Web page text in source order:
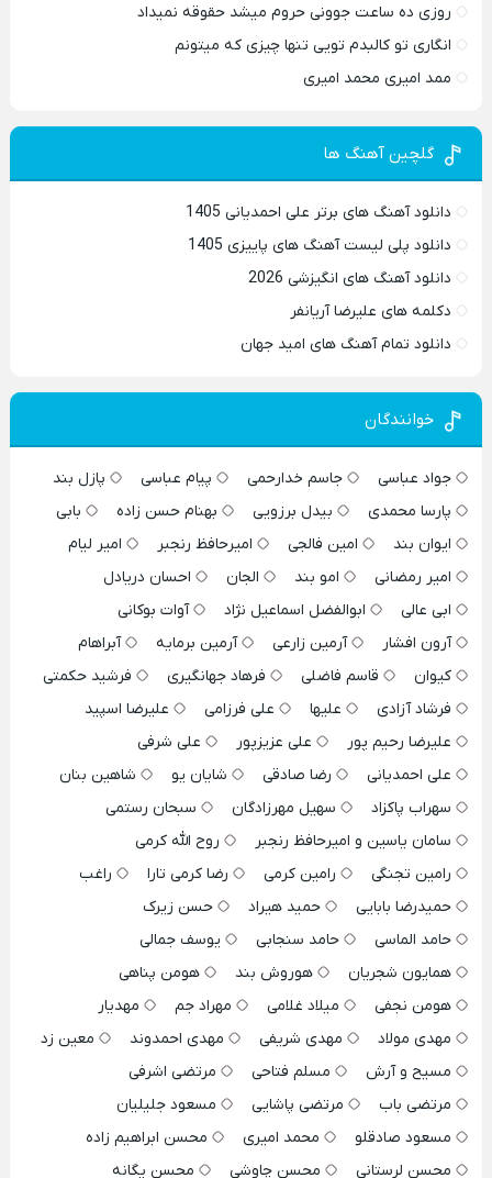
روزی ده ساعت جوونی حروم میشد حقوقه نمیداد
انگاری تو کالبدم تویی تنها چیزی که میتونم
ممد امیری محمد امیری
گلچین آهنگ ها
دانلود آهنگ های برتر علی احمدیانی 1405
دانلود پلی لیست آهنگ های پاییزی 1405
دانلود آهنگ های انگیزشی 2026
دکلمه های علیرضا آریانفر
دانلود تمام آهنگ های امید جهان
خوانندگان
جواد عباسی جاسم خدارحمی پیام عباسی
پازل بند
پارسا محمدی
بیدل برزویی بهنام حسن زاده
بابی
ایوان بند
امین فالجی امیرحافظ رنجبر
امیر لیام
امیر رمضانی
امو بند الجان
احسان دریادل
ابی عالی
ابوالفضل اسماعیل نژاد
آوات بوکانی
آرون افشار
آرمین زارعی آرمین برمایه
آبراهام
کیوان
قاسم فاضلی فرهاد جهانگیری
فرشید حکمتی
فرشاد آزادی
علیها علی فرزامی
علیرضا اسپید
علیرضا رحیم پور
علی عزیزپور
علی شرفی
علی احمدیانی
رضا صادقی شایان یو
شاهین بنان
سهراب پاکزاد
سهیل مهرزادگان
سبحان رستمی
سامان یاسین و امیرحافظ رنجبر
روح الله کرمی
رامین تجنگی
رامین کرمی رضا کرمی تارا
راغب
حمیدرضا بابایی
حمید هیراد
حسن زیرک
حامد الماسی
حامد سنجابی
یوسف جمالی
همایون شجریان
هوروش بند
هومن پناهی
هومن نجفی
میلاد غلامی مهراد جم
مهدیار
مهدی مولاد
مهدی شریفی مهدی احمدوند
معین زد
مسیح و آرش
مسلم فتاحی
مرتضی اشرفی
مرتضی باب
مرتضی پاشایی
مسعود جلیلیان
مسعود صادقلو
محمد امیری
محسن ابراهیم زاده
محسن لرستانی
محسن چاوشی محسن یگانه